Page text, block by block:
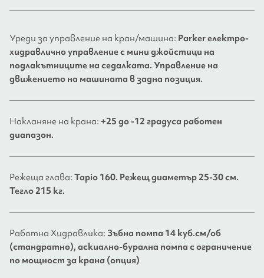
Уреди за управление на кран/машина: Parker електро-
хидравлично управление с мини джойстици на
подлакътниците на седалката. Управление на
движението на машината в задна позиция.
Накланяне на крана: +25 до -12 градуса работен
диапазон.
Режеща глава: Tapio 160. Режещ диаметър 25-30 см.
Тегло 215 кг.
Работна Хидравлика: Зъбна помпа 14 куб.см/об
(стандратно), аскиално-бурална помпа с ограничение
по мощност за крана (опция)